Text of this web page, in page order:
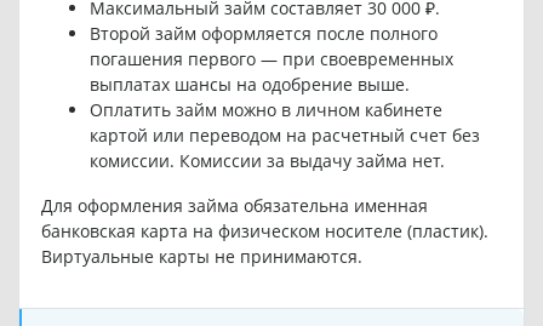
Максимальный займ составляет 30 000 ₽.
Второй займ оформляется после полного
погашения первого — при своевременных
выплатах шансы на одобрение выше.
Оплатить займ можно в личном кабинете
картой или переводом на расчетный счет без
комиссии. Комиссии за выдачу займа нет.
Для оформления займа обязательна именная
банковская карта на физическом носителе (пластик).
Виртуальные карты не принимаются.